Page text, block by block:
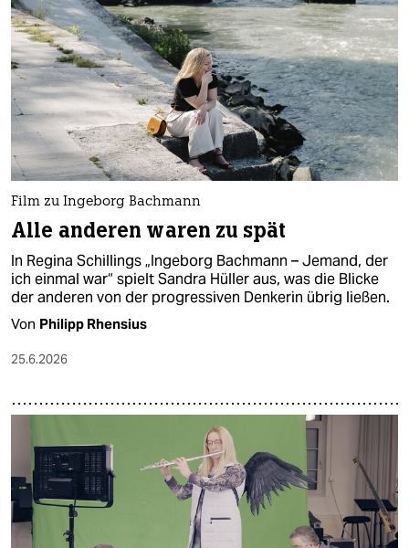
Film zu Ingeborg Bachmann
Alle anderen waren zu spät
In Regina Schillings „Ingeborg Bachmann – Jemand, der
ich einmal war“ spielt Sandra Hüller aus, was die Blicke
der anderen von der progressiven Denkerin übrig ließen.
Von Philipp Rhensius
25.6.2026